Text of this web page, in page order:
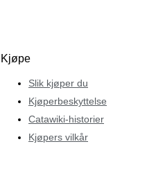
Kjøpe
Slik kjøper du
Kjøperbeskyttelse
Catawiki-historier
Kjøpers vilkår